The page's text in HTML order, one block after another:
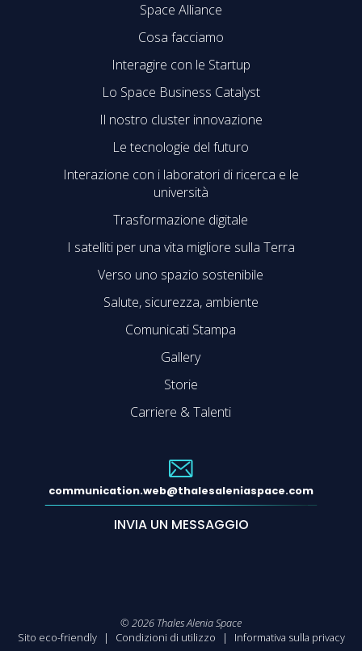
Space Alliance
Cosa facciamo
Interagire con le Startup
Lo Space Business Catalyst
Il nostro cluster innovazione
Le tecnologie del futuro
Interazione con i laboratori di ricerca e le
università
Trasformazione digitale
I satelliti per una vita migliore sulla Terra
Verso uno spazio sostenibile
Salute, sicurezza, ambiente
Comunicati Stampa
Gallery
Storie
Carriere & Talenti
communication.web@thalesaleniaspace.com
INVIA UN MESSAGGIO
© 2026 Thales Alenia Space
Sito eco-friendly
Condizioni di utilizzo
Informativa sulla privacy